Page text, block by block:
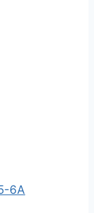
6A